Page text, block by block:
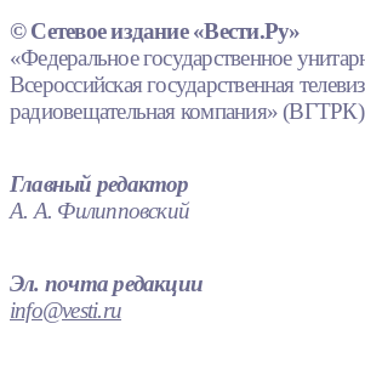
© Сетевое издание «Вести.Ру»
«Федеральное государственное
Всероссийская государственная
радиовещательная компания»
Главный редактор
А. А. Филипповский
Эл. почта редакции
info@vesti.ru